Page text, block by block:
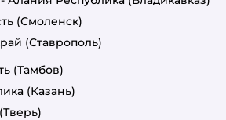
(Смоленск)
(Ставрополь)
(Тамбов)
(Казань)
(Тверь)